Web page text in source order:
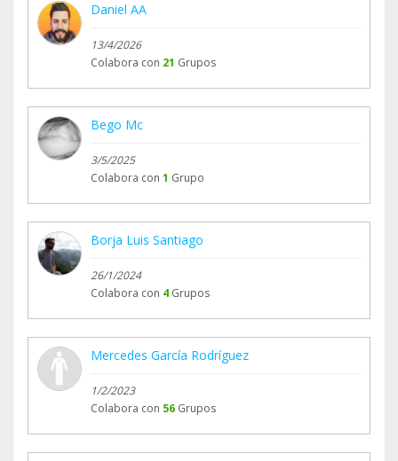
Daniel AA
13/4/2026
Colabora con 21 Grupos
Bego Mc
3/5/2025
Colabora con 1 Grupo
Borja Luis Santiago
26/1/2024
Colabora con 4 Grupos
Mercedes García Rodríguez
1/2/2023
Colabora con 56 Grupos